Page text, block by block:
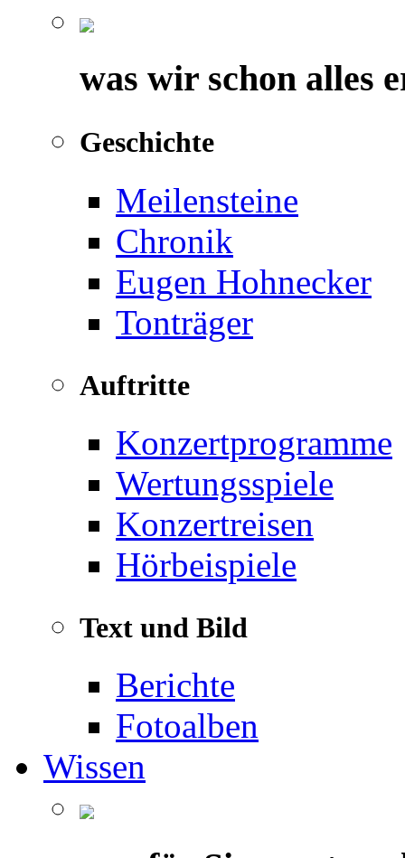
was wir schon alles
Geschichte
Meilensteine
Chronik
Eugen Hohnecker
Tonträger
Auftritte
Konzertprogramme
Wertungsspiele
Konzertreisen
Hörbeispiele
Text und Bild
Berichte
Fotoalben
Wissen